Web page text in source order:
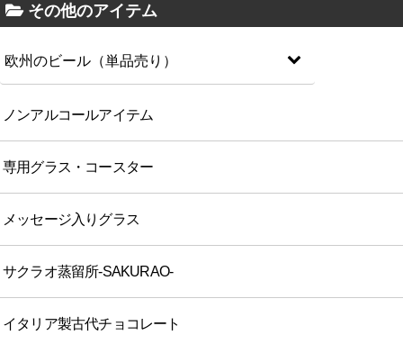
その他のアイテム
欧州のビール（単品売り）
ノンアルコールアイテム
専用グラス・コースター
メッセージ入りグラス
サクラオ蒸留所-SAKURAO-
イタリア製古代チョコレート